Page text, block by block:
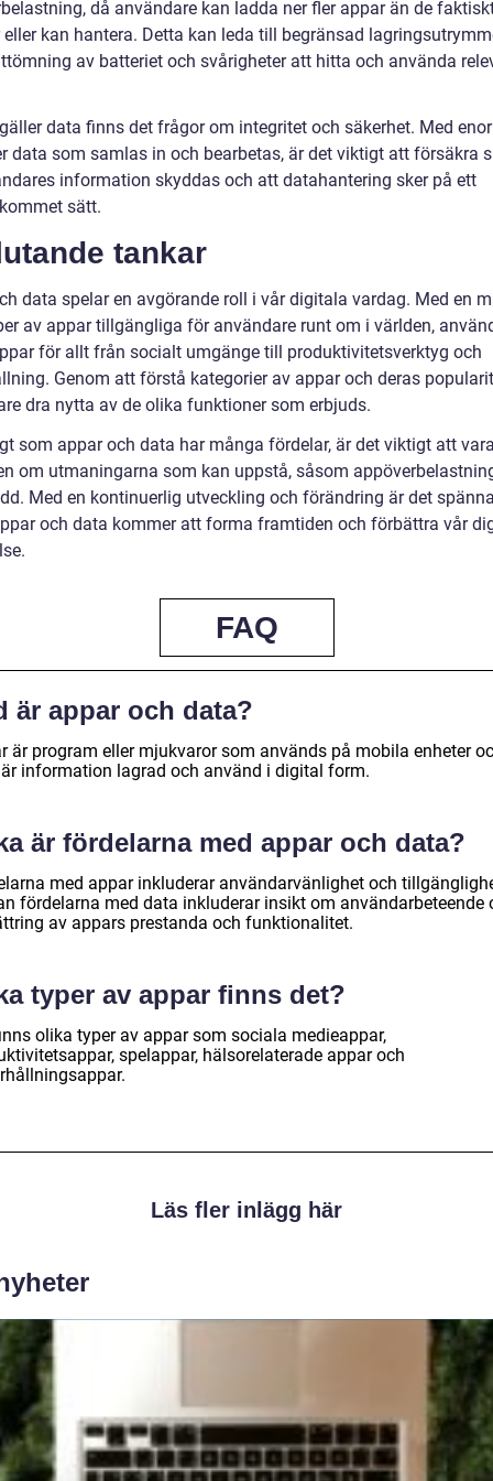
då användare kan ladda ner fler appar än de
eller kan hantera. Detta kan leda till begränsad
av batteriet och svårigheter att hitta och använda
data finns det frågor om integritet och säkerhet. Med
data som samlas in och bearbetas, är det viktigt att försäkra
information skyddas och att datahantering sker på ett
sätt.
tankar
data spelar en avgörande roll i vår digitala vardag. Med en
av appar tillgängliga för användare runt om i världen,
för allt från socialt umgänge till produktivitetsverktyg och
Genom att förstå kategorier av appar och deras
dra nytta av de olika funktioner som erbjuds.
som appar och data har många fördelar, är det viktigt att
om utmaningarna som kan uppstå, såsom
Med en kontinuerlig utveckling och förändring är det
och data kommer att forma framtiden och förbättra vår
FAQ
är appar och data?
är program eller mjukvaror som används på mobila enheter
information lagrad och använd i digital form.
är fördelarna med appar och data?
med appar inkluderar användarvänlighet och
fördelarna med data inkluderar insikt om användarbeteende
av appars prestanda och funktionalitet.
typer av appar finns det?
olika typer av appar som sociala medieappar,
spelappar, hälsorelaterade appar och
Läs fler inlägg här